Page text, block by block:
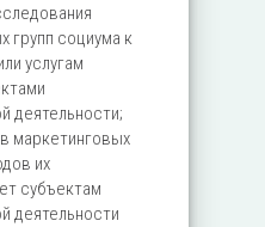
групп социума к
услугам
деятельности;
маркетинговых
их
субъектам
деятельности